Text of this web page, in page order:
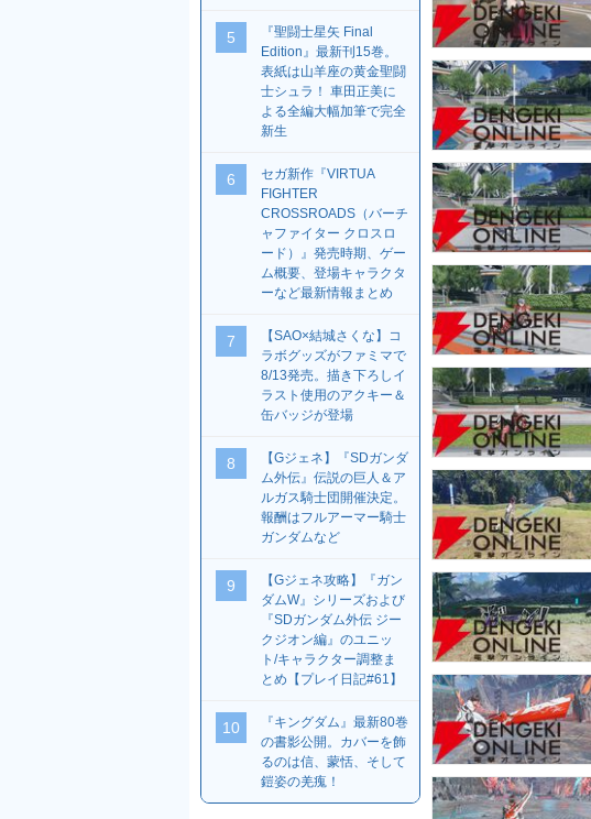
5
『聖闘士星矢 Final
Edition』最新刊15巻。
表紙は山羊座の黄金聖闘
士シュラ！ 車田正美に
よる全編大幅加筆で完全
新生
6
セガ新作『VIRTUA
FIGHTER
CROSSROADS（バーチ
ャファイター クロスロ
ード）』発売時期、ゲー
ム概要、登場キャラクタ
ーなど最新情報まとめ
7
【SAO×結城さくな】コ
ラボグッズがファミマで
8/13発売。描き下ろしイ
ラスト使用のアクキー＆
缶バッジが登場
8
【Gジェネ】『SDガンダ
ム外伝』伝説の巨人＆ア
ルガス騎士団開催決定。
報酬はフルアーマー騎士
ガンダムなど
9
【Gジェネ攻略】『ガン
ダムW』シリーズおよび
『SDガンダム外伝 ジー
クジオン編』のユニッ
ト/キャラクター調整ま
とめ【プレイ日記#61】
10
『キングダム』最新80巻
の書影公開。カバーを飾
るのは信、蒙恬、そして
鎧姿の羌瘣！